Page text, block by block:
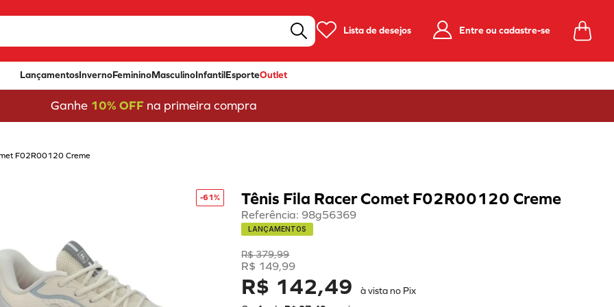
Lista de desejos Entre ou cadastre-se
LançamentosInvernoFemininoMasculinoInfantilEsporteOutlet
Ganhe 10% OFFna primeira compra
F02R00120 Creme
-61% Tênis Fila Racer Comet F02R00120 Creme
Referência: 98g56369
LANÇAMENTOS
R$379,99
R$ 149,99
R$ 142,49
à vista no Pix